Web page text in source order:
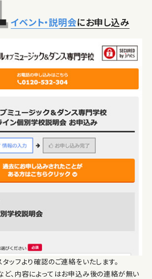
イベント・説明会にお申し込み
ッフより確認のご連絡をいたします。
、内容によってはお申込み後の連絡が無い